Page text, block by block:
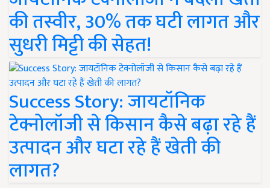
की तस्वीर, 30% तक घटी लागत और
सुधरी मिट्टी की सेहत!
Success Story: जायटॉनिक
टेक्नोलॉजी से किसान कैसे बढ़ा रहे हैं
उत्पादन और घटा रहे हैं खेती की
लागत?